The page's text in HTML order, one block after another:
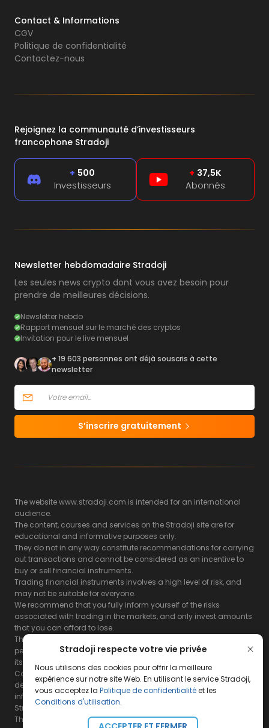
Stradoji respecte votre vie privée
Nous utilisons des cookies pour offrir la meilleure
expérience sur notre site Web. En utilisant le service Stradoji,
vous acceptez la Politique de confidentialitéet les
Conditions d'utilisation.
Contact & Informations
CGV
Politique de confidentialité
Contactez-nous
Rejoignez la communauté d’investisseurs
francophone Stradoji
+ 500
Investisseurs
+ 37,5K
Abonnés
Newsletter hebdomadaire Stradoji
Les seules news crypto dont vous avez besoin pour
prendre de meilleures décisions.
Newsletter hebdo
Rapport mensuel sur le marché des cryptos
Invitation pour le live mensuel
+ 19 603 personnes ont déjà souscris à cette
newsletter
S’inscrire gratuitement
The website www.stradoji.com is intended for an international
audience.
The content, courses and services on the Stradoji site are for
educational and informative purposes only.
They do not in any way constitute recommendations for carrying
out transactions and cannot be considered as an incentive to
buy or sell financial instruments.
Trading financial instruments involves a high level of risk, and
may not be suitable for everyone.
We recommend that you fully inform yourself of the risks
associated with trading in the markets, and only invest amounts
that you can afford to lose.
The Stradoji site does not guarantee the results or the
performance of products based on the information contained on
its site and its servers.
Consequently, the Stradoji site and its publishing company
decline all responsibility in the use that may be made of this
information and the consequences that may result therefrom.
Stradoji Services are not authorized for US citizens or US residents.
The full legal notices areavailable here.